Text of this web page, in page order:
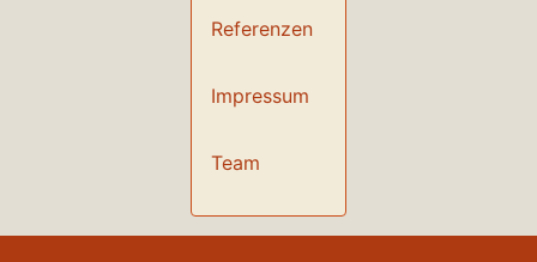
Referenzen
Impressum
Team